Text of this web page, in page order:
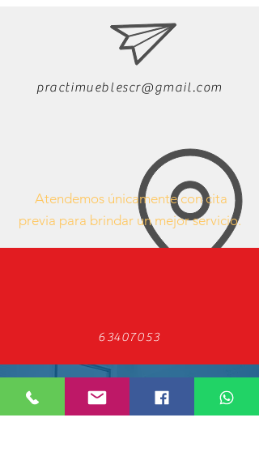
practimueblescr@gmail.com
Atendemos únicamente con cita
previa para brindar un mejor servicio.
63407053